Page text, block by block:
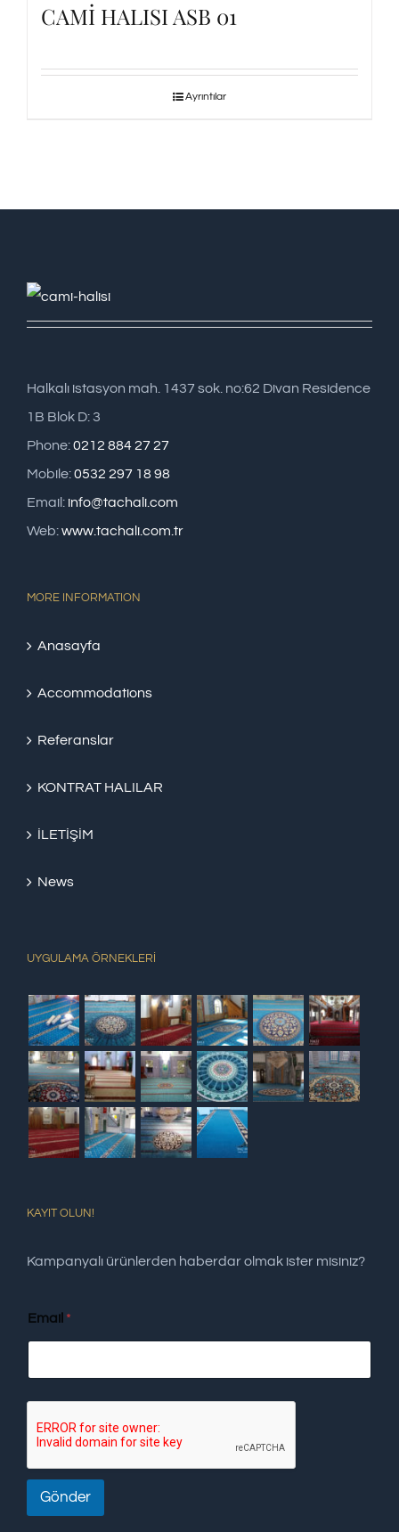
CAMİ HALISI ASB 01
Ayrıntılar
Halkalı istasyon mah. 1437 sok. no:62 Divan Residence
1B Blok D: 3
Phone:0212 884 27 27
Mobile:0532 297 18 98
Email: info@tachali.com
Web:www.tachali.com.tr
MORE INFORMATION
Anasayfa
Accommodations
Referanslar
KONTRAT HALILAR
İLETİŞİM
News
UYGULAMA ÖRNEKLERİ
KAYIT OLUN!
Kampanyalı ürünlerden haberdar olmak ister misiniz?
Email *
Gönder